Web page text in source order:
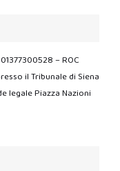
– ROC
il Tribunale di Siena
legale Piazza Nazioni